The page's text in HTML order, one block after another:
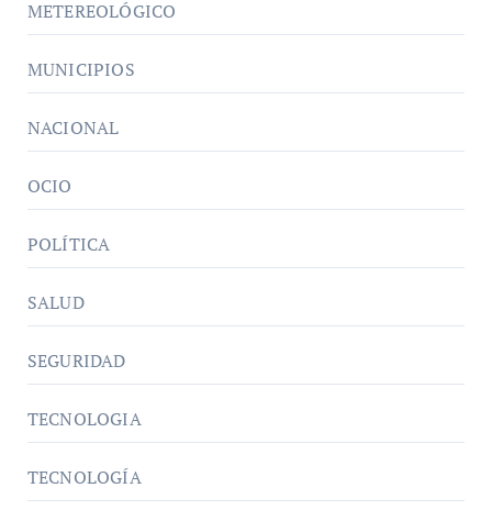
METEREOLÓGICO
MUNICIPIOS
NACIONAL
OCIO
POLÍTICA
SALUD
SEGURIDAD
TECNOLOGIA
TECNOLOGÍA